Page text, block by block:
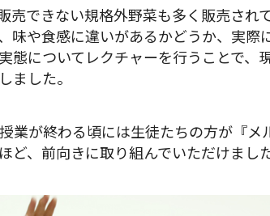
売できない規格外野菜も多く販売され
味や食感に違いがあるかどうか、実際
態についてレクチャーを行うことで、
ました。
業が終わる頃には生徒たちの方が『メ
、前向きに取り組んでいただけました